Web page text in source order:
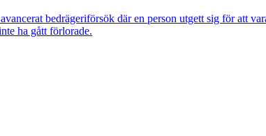
bedrägeriförsök där en person utgett sig för att
ha gått förlorade.